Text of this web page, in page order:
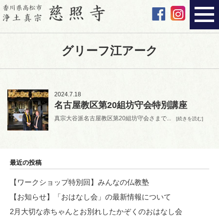
グリーフ江アーク
2024.7.18
名古屋教区第20組坊守会特別講座
真宗大谷派名古屋教区第20組坊守会さまで... [続きを読む]
最近の投稿
【ワークショップ特別回】みんなの仏教塾
【お知らせ】「おはなし会」の最新情報について
2月大切な赤ちゃんとお別れしたかぞくのおはなし会